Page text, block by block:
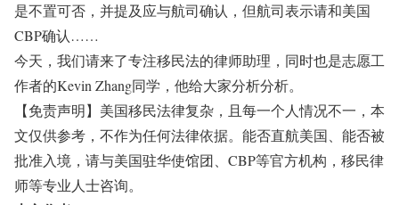
是不置可否，并提及应与航司确认，但航司表示请和美国
CBP确认……
今天，我们请来了专注移民法的律师助理，同时也是志愿工
作者的Kevin Zhang同学，他给大家分析分析。
【免责声明】美国移民法律复杂，且每一个人情况不一，本
文仅供参考，不作为任何法律依据。能否直航美国、能否被
批准入境，请与美国驻华使馆团、CBP等官方机构，移民律
师等专业人士咨询。